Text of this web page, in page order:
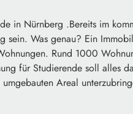
in Nürnberg .Bereits im
Was genau? Ein
Rund 1000
für Studierende soll alles
Areal